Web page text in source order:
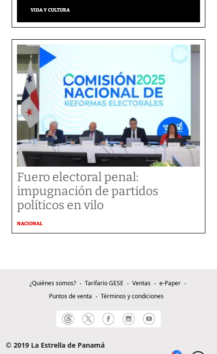
VIDA Y CULTURA
Fuero electoral penal:
impugnación de partidos
políticos en vilo
NACIONAL
¿Quiénes somos? Tarifario GESE Ventas
e-Paper
Puntos de venta
Términos y condiciones
© 2019 La Estrella de Panamá